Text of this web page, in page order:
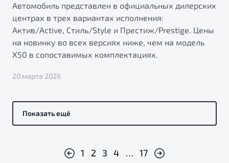
Автомобиль представлен в официальных дилерских
центрах в трех вариантах исполнения:
Актив/Active, Стиль/Style и Престиж/Prestige. Цены
на новинку во всех версиях ниже, чем на модель
X50 в сопоставимых комплектациях.
20 марта 2026
Показать ещё
1 2 3 4 … 17